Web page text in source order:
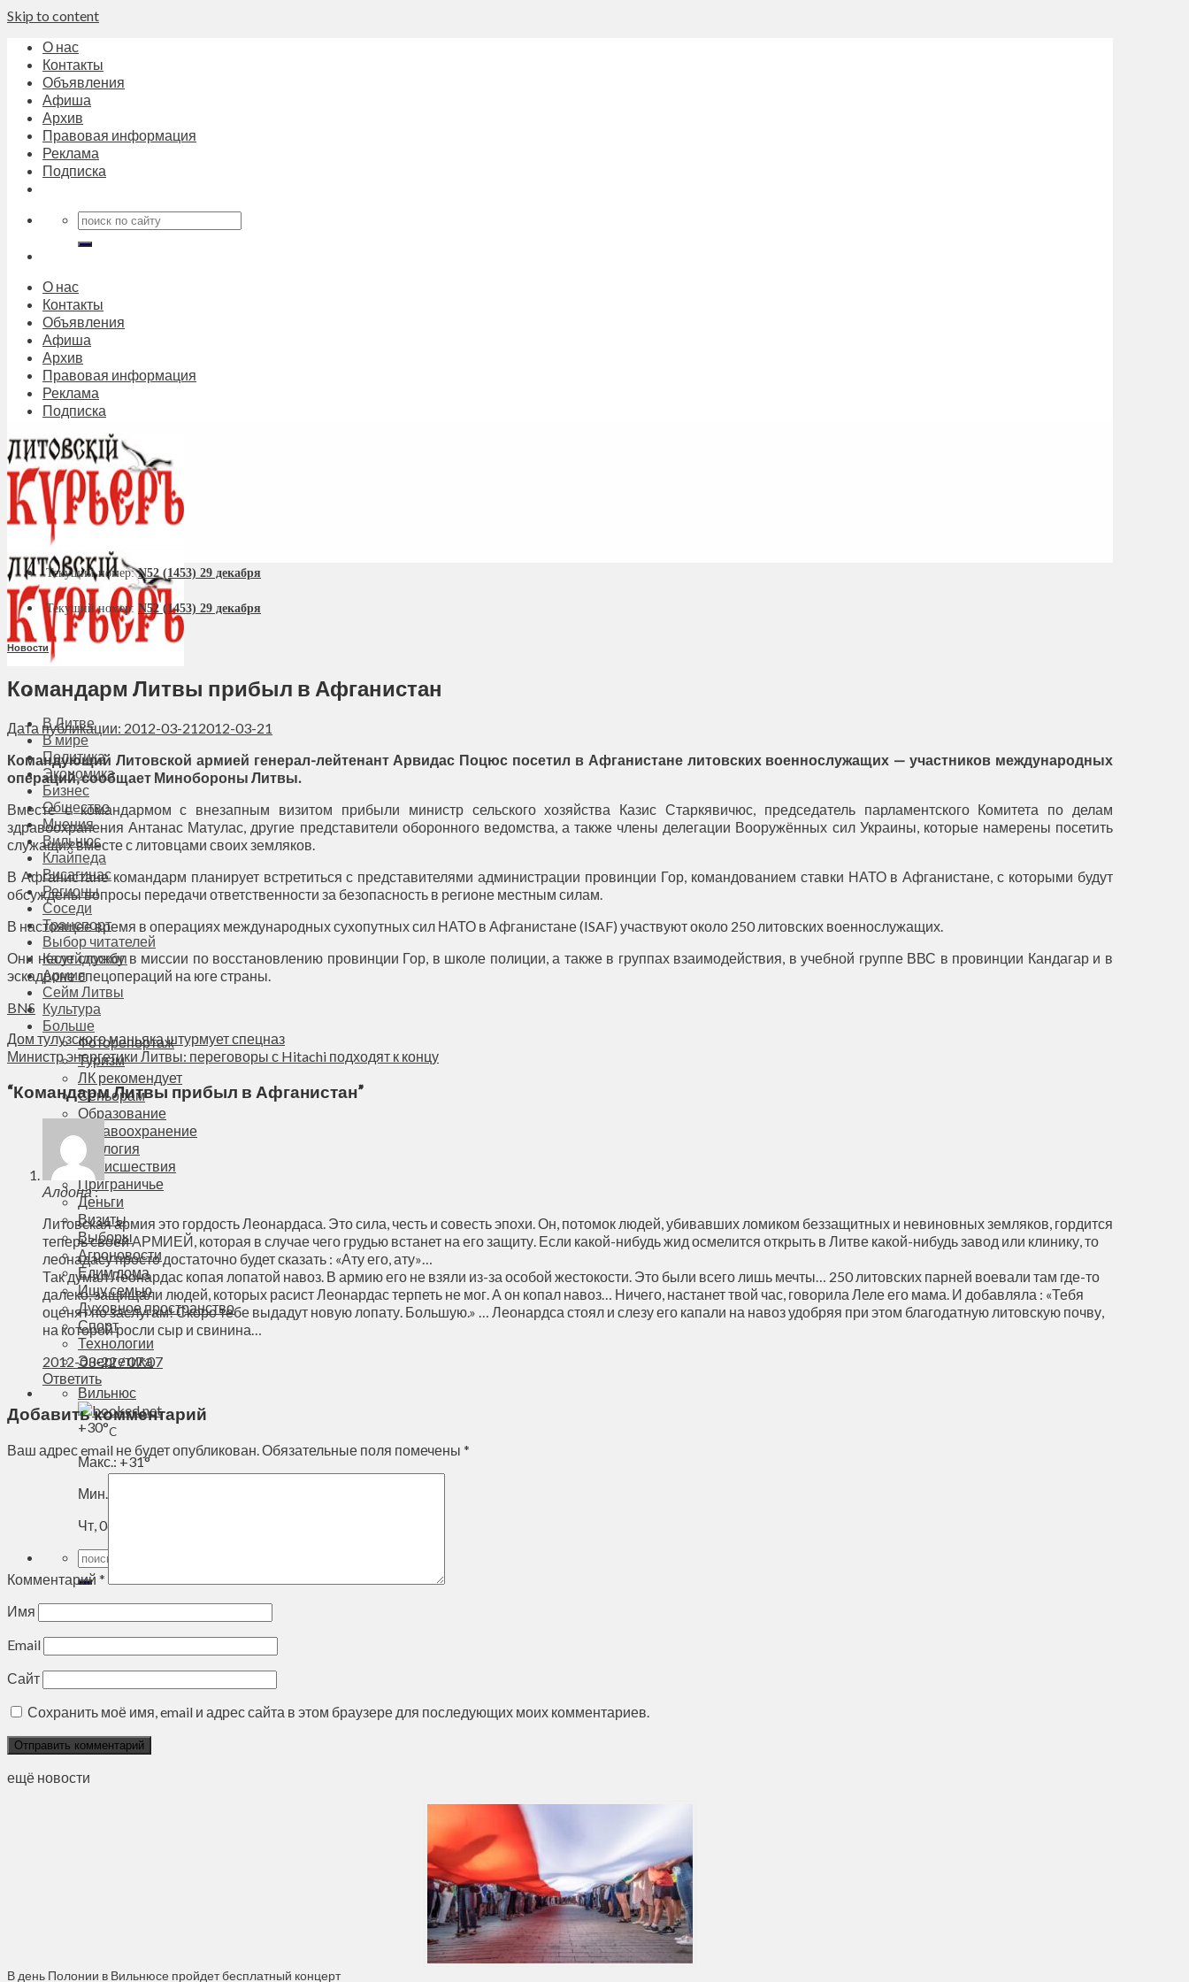
Skip to content
О нас
Контакты
Объявления
Афиша
Архив
Правовая информация
Реклама
Подписка
О нас
Контакты
Объявления
Афиша
Архив
Правовая информация
Реклама
Подписка
В Литве
В мире
Политика
Экономика
Бизнес
Общество
Мнения
Вильнюс
Клайпеда
Висагинас
Регионы
Соседи
Транспорт
Выбор читателей
Калейдоскоп
Армия
Сейм Литвы
Культура
Больше
Фоторепортаж
Туризм
ЛК рекомендует
Сеньорам
Образование
Здравоохранение
Экология
Происшествия
Приграничье
Деньги
Визиты
Выборы
Агроновости
Едим дома
Ищу семью
Духовное пространство
Спорт
Технологии
Энергетика
Вильнюс
+30°C
Макс.: +31°
Мин.:
Чт, 06.08.2026
Текущий номер:N52 (1453) 29 декабря
Текущий номер: N52 (1453) 29 декабря
Новости
Командарм Литвы прибыл в Афганистан
Дата публикации: 2012-03-212012-03-21
Командующий Литовской армией генерал-лейтенант Арвидас Поцюс посетил в Афганистане литовских военнослужащих — участников международных
операций, сообщает Минобороны Литвы.
Вместе с командармом с внезапным визитом прибыли министр сельского хозяйства Казис Старкявичюс, председатель парламентского Комитета по делам
здравоохранения Антанас Матулас, другие представители оборонного ведомства, а также члены делегации Вооружённых сил Украины, которые намерены посетить
служащих вместе с литовцами своих земляков.
В Афганистане командарм планирует встретиться с представителями администрации провинции Гор, командованием ставки НАТО в Афганистане, с которыми будут
обсуждены вопросы передачи ответственности за безопасность в регионе местным силам.
В настоящее время в операциях международных сухопутных сил НАТО в Афганистане (ISAF) участвуют около 250 литовских военнослужащих.
Они несут службу в миссии по восстановлению провинции Гор, в школе полиции, а также в группах взаимодействия, в учебной группе ВВС в провинции Кандагар и в
эскадроне спецопераций на юге страны.
BNS
Дом тулузского маньяка штурмует спецназ
Министр энергетики Литвы: переговоры с Hitachi подходят к концу
“Командарм Литвы прибыл в Афганистан”
Алдона:
Литовская армия это гордость Леонардаса. Это сила, честь и совесть эпохи. Он, потомок людей, убивавших ломиком беззащитных и невиновных земляков, гордится
теперь своей АРМИЕЙ, которая в случае чего грудью встанет на его защиту. Если какой-нибудь жид осмелится открыть в Литве какой-нибудь завод или клинику, то
леонадасу просто достаточно будет сказать : «Ату его, ату»…
Так думал Леонардас копая лопатой навоз. В армию его не взяли из-за особой жестокости. Это были всего лишь мечты… 250 литовских парней воевали там где-то
далеко, защищали людей, которых расист Леонардас терпеть не мог. А он копал навоз… Ничего, настанет твой час, говорила Леле его мама. И добавляла : «Тебя
оценят по заслугам! Скоро тебе выдадут новую лопату. Большую.» … Леонардса стоял и слезу его капали на навоз удобряя при этом благодатную литовскую почву,
на которой росли сыр и свинина…
2012-03-22 / 07:07
Ответить
Добавить комментарий
Ваш адрес email не будет опубликован. Обязательные поля помечены *
Комментарий *
Имя
Email
Сайт
Сохранить моё имя, email и адрес сайта в этом браузере для последующих моих комментариев.
ещё новости
В день Полонии в Вильнюсе пройдет бесплатный концерт